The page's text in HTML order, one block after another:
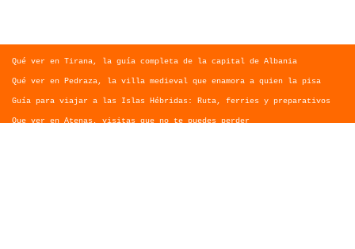
Qué ver en Tirana, la guía completa de la capital de Albania
Qué ver en Pedraza, la villa medieval que enamora a quien la pisa
Guía para viajar a las Islas Hébridas: Ruta, ferries y preparativos
Que ver en Atenas, visitas que no te puedes perder